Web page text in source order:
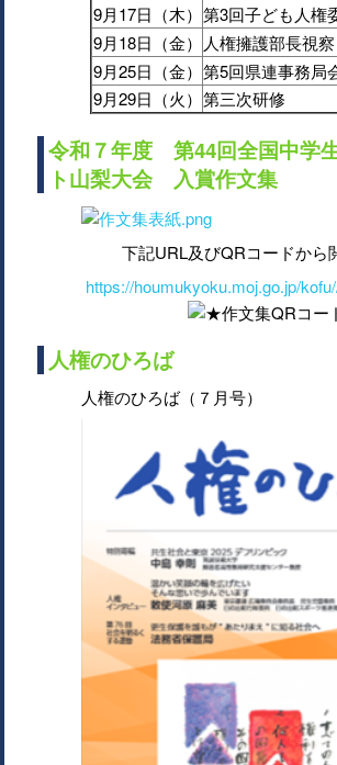
9月17日（木） 第3回子ども人権
9月18日（金）
人権擁護部長視察
9月25日（金） 第5回県連事務局
9月29日（火） 第三次研修
令和７年度 第44回全国中学
ト山梨大会 入賞作文集
下記URL及びQRコードから
https://houmukyoku.moj.go.jp/
人権のひろば
人権のひろば（７月号）